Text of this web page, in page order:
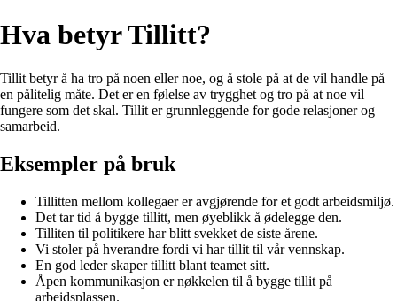
Hva betyr Tillitt?
Tillit betyr å ha tro på noen eller noe, og å stole på at de vil handle på
en pålitelig måte. Det er en følelse av trygghet og tro på at noe vil
fungere som det skal. Tillit er grunnleggende for gode relasjoner og
samarbeid.
Eksempler på bruk
Tillitten mellom kollegaer er avgjørende for et godt arbeidsmiljø.
Det tar tid å bygge tillitt, men øyeblikk å ødelegge den.
Tilliten til politikere har blitt svekket de siste årene.
Vi stoler på hverandre fordi vi har tillit til vår vennskap.
En god leder skaper tillitt blant teamet sitt.
Åpen kommunikasjon er nøkkelen til å bygge tillit på
arbeidsplassen.